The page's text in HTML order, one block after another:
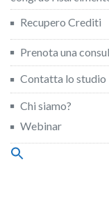
Recupero Crediti
Prenota una
Contatta lo studio
Chi siamo?
Webinar
Search